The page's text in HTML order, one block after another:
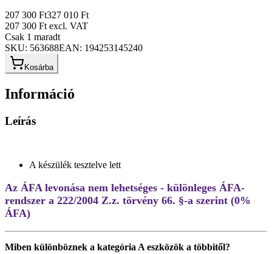
207 300 Ft327 010 Ft
207 300 Ft excl. VAT
Csak 1 maradt
SKU: 563688EAN: 194253145240
Kosárba
Információ
Leírás
A készülék tesztelve lett
Az ÁFA levonása nem lehetséges - különleges ÁFA-
rendszer a 222/2004 Z.z. törvény 66. §-a szerint (0%
ÁFA)
Miben különböznek a kategória A eszközök a többitől?